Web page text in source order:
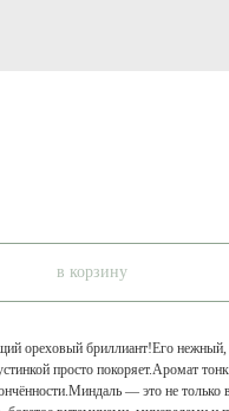
в корзину
ореховый бриллиант!Его нежный,
просто покоряет.Аромат
— это не только